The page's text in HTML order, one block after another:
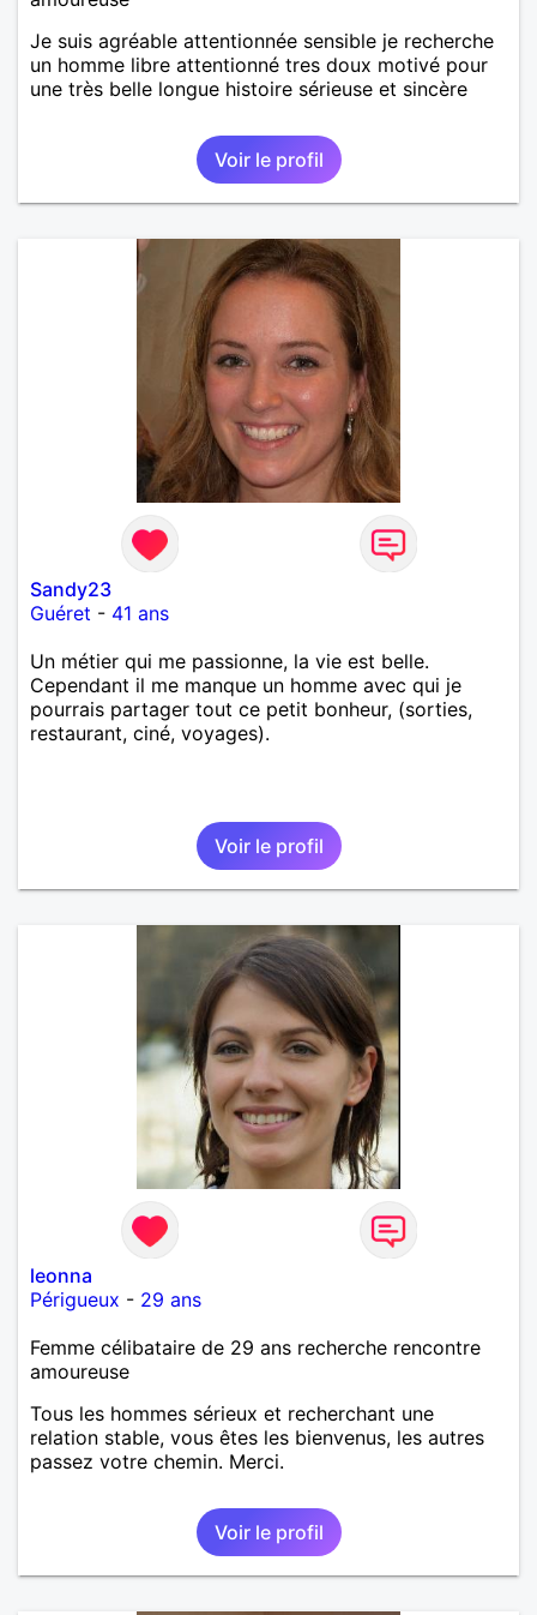
Je suis agréable attentionnée sensible je recherche
un homme libre attentionné tres doux motivé pour
une très belle longue histoire sérieuse et sincère
Voir le profil
Sandy23
Guéret - 41 ans
Un métier qui me passionne, la vie est belle.
Cependant il me manque un homme avec qui je
pourrais partager tout ce petit bonheur, (sorties,
restaurant, ciné, voyages).
Voir le profil
leonna
Périgueux - 29 ans
Femme célibataire de 29 ans recherche rencontre
amoureuse
Tous les hommes sérieux et recherchant une
relation stable, vous êtes les bienvenus, les autres
passez votre chemin. Merci.
Voir le profil